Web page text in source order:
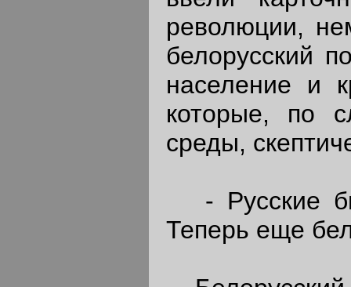
революции,
белорусский
население и
которые, по
среды,
- Русские
Теперь еще